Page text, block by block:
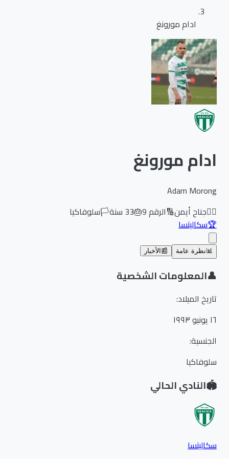
ادام مورونغ
ادام مورونغ
Adam Morong
جناح أيمن🔢الرقم9
🎂
33سنة🏳️سلوفاكيا
سكاليتسا
نظرة عامة 📰 الأخبار
المعلومات الشخصية
تاريخ الميلاد:
الجنسية:
سلوفاكيا
النادي الحالي
سكاليتسا